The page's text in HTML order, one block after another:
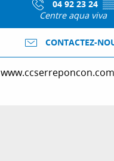
04 92 23 24 ▒▒
Centre aqua viva
CONTACTEZ-
www.ccserreponcon.com